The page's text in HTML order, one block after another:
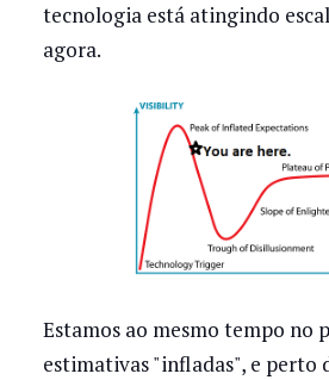
tecnologia está atingindo
agora.
Estamos ao mesmo tempo no
estimativas "infladas", e perto